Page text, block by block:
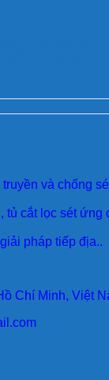
và chống
cắt lọc sét
pháp tiếp địa..
Chí Minh, Việt